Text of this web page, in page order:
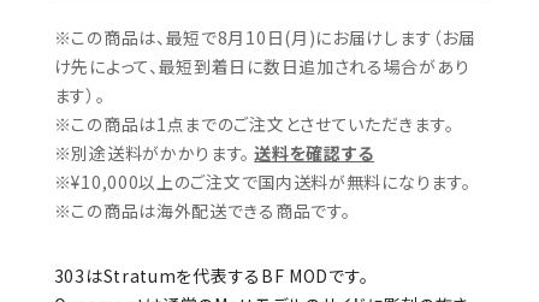
※この商品は、最短で8月10日(月)にお届けします（お届
け先によって、最短到着日に数日追加される場合があり
ます）。
※この商品は1点までのご注文とさせていただきます。
※別途送料がかかります。 送料を確認する
※¥10,000以上のご注文で国内送料が無料になります。
※この商品は海外配送できる商品です。
303はStratumを代表するBF MODです。